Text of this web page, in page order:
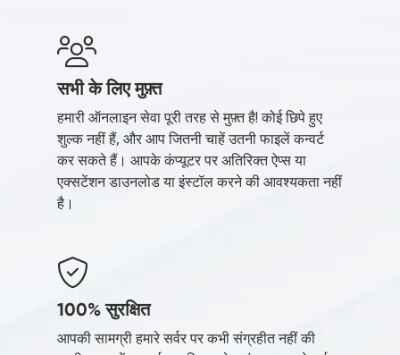
सभी के लिए मुफ़्त
हमारी ऑनलाइन सेवा पूरी तरह से मुफ़्त है! कोई छिपे हुए
शुल्क नहीं हैं, और आप जितनी चाहें उतनी फाइलें कन्वर्ट
कर सकते हैं। आपके कंप्यूटर पर अतिरिक्त ऐप्स या
एक्सटेंशन डाउनलोड या इंस्टॉल करने की आवश्यकता नहीं
है।
100% सुरक्षित
आपकी सामग्री हमारे सर्वर पर कभी संग्रहीत नहीं की